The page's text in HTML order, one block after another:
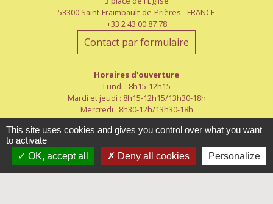
53300 Saint-Fraimbault-de-Prières - FRANCE
+33 2 43 00 87 78
Contact par formulaire
Horaires d'ouverture
Lundi : 8h15-12h15
Mardi et jeudi : 8h15-12h15/13h30-18h
Mercredi : 8h30-12h/13h30-18h
Vendredi : 8h15-12h15
Samedi : 8h30-12h
This site uses cookies and gives you control over what you want
to activate
OK, accept all
Deny all cookies Personalize